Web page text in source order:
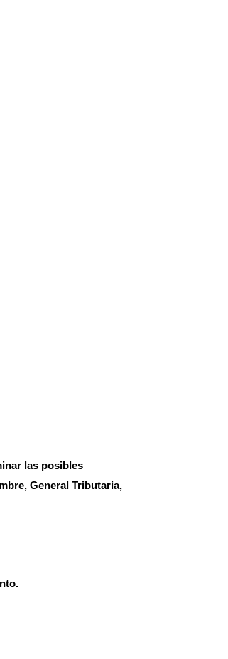
las posibles
General Tributaria,